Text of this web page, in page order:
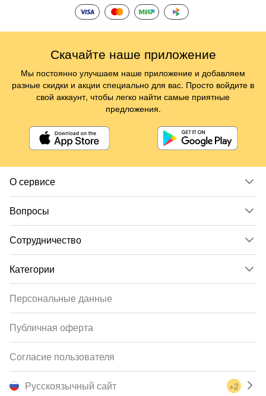
О сервисе
Вопросы
Сотрудничество
Категории
Русскоязычный сайт +2
Персональные данные
Публичная оферта
Согласие пользователя
Скачайте наше приложение
Мы постоянно улучшаем наше приложение и добавляем
разные скидки и акции специально для вас. Просто войдите в
свой аккаунт, чтобы легко найти самые приятные
предложения.